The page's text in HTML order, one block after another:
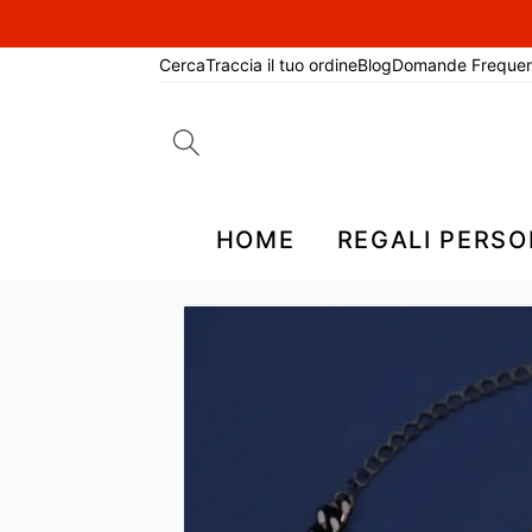
CercaTraccia il tuo ordineBlogDomande
HOME REGALI